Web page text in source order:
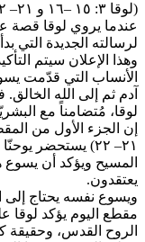
(لوقا ٣: ١٥ –١٦ و ٢١– ٢٢)
عندما يروي لوقا قصة
لرسالته الجديدة التي
وهذا الإعلان سيتم
الأنساب التي قدّمت
آدم ثم إلى الله
لوقا، مُتضامناً مع
٢١– ٢٢) يستحضر
المسيح ويؤكد أن
يعتقدون.
ويسوع نفسه يحتاج إلى
مقطع اليوم يؤكد لوقا
الروح القدس، وحقيقة